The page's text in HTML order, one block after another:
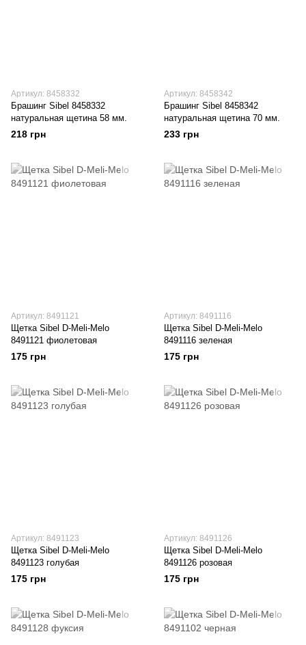
Артикул: 8458332
Брашинг Sibel 8458332
натуральная щетина 58 мм.
218 грн
Артикул: 8458342
Брашинг Sibel 8458342
натуральная щетина 70 мм.
233 грн
Артикул: 8491121
Щетка Sibel D-Meli-Melo
8491121 фиолетовая
175 грн
Артикул: 8491116
Щетка Sibel D-Meli-Melo
8491116 зеленая
175 грн
Артикул: 8491123
Щетка Sibel D-Meli-Melo
8491123 голубая
175 грн
Артикул: 8491126
Щетка Sibel D-Meli-Melo
8491126 розовая
175 грн